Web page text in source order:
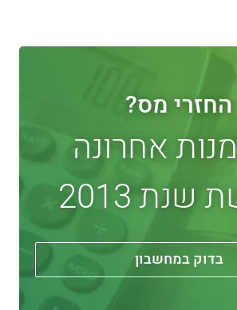
החזרי מס?
אחרונה
2013
בדוק במחשבון